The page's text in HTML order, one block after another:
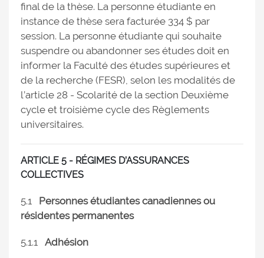
final de la thèse. La personne étudiante en
instance de thèse sera facturée 334 $ par
session. La personne étudiante qui souhaite
suspendre ou abandonner ses études doit en
informer la Faculté des études supérieures et
de la recherche (FESR), selon les modalités de
l’article 28 - Scolarité de la section Deuxième
cycle et troisième cycle des Règlements
universitaires.
ARTICLE 5 - RÉGIMES D’ASSURANCES
COLLECTIVES
5.1 Personnes étudiantes canadiennes ou
résidentes permanentes
5.1.1 Adhésion